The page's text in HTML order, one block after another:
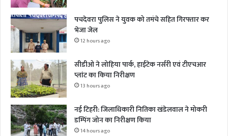
पचदेवरा पुलिस ने युवक को तमंचे सहित गिरफ्तार कर
भेजा जेल
12 hours ago
सीडीओ ने लोहिया पार्क, हाईटेक नर्सरी एवं टीएचआर
प्लांट का किया निरीक्षण
13 hours ago
नई टिहरी: जिलाधिकारी नितिका खंडेलवाल ने मोकरी
डम्पिंग जोन का निरीक्षण किया
14 hours ago